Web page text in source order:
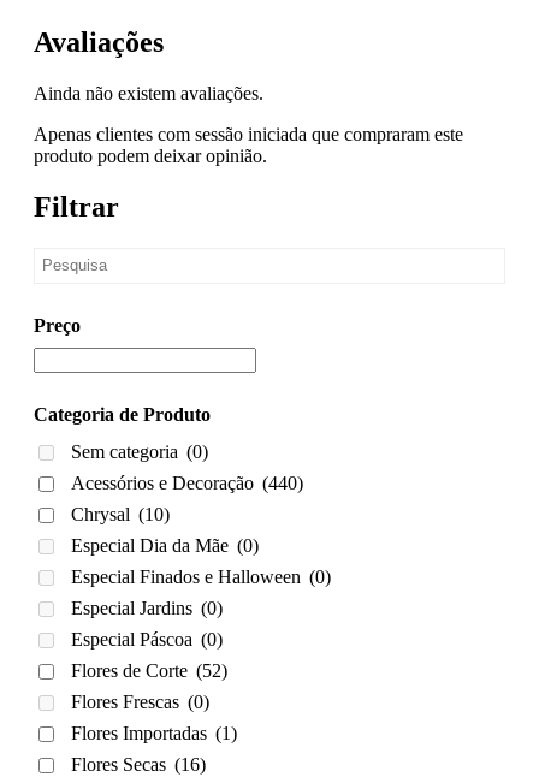
Avaliações
Ainda não existem avaliações.
Apenas clientes com sessão iniciada que compraram este
produto podem deixar opinião.
Filtrar
Preço
Categoria de Produto
Sem categoria (0)
Acessórios e Decoração (440)
Chrysal (10)
Especial Dia da Mãe (0)
Especial Finados e Halloween (0)
Especial Jardins (0)
Especial Páscoa (0)
Flores de Corte (52)
Flores Frescas (0)
Flores Importadas (1)
Flores Secas (16)